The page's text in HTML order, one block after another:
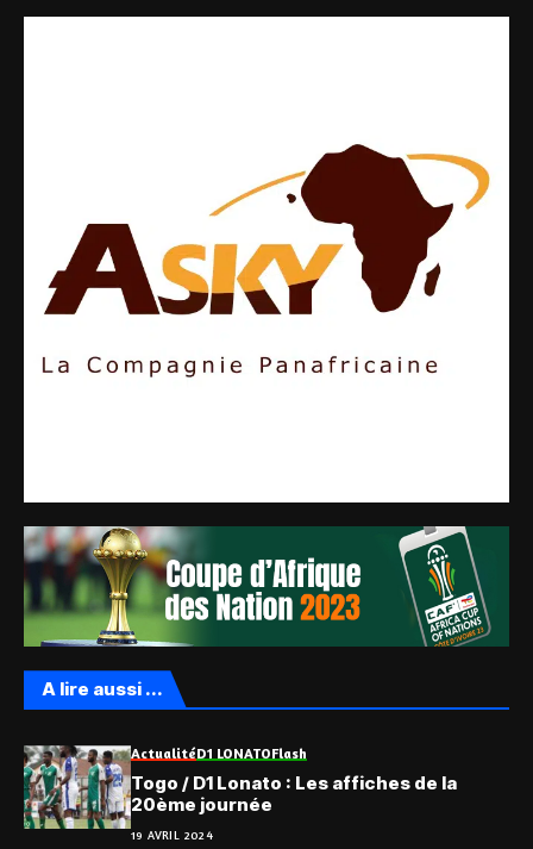
A lire aussi ...
ActualitéD1 LONATOFlash
Togo / D1 Lonato : Les affiches de la
20ème journée
19 AVRIL 2024